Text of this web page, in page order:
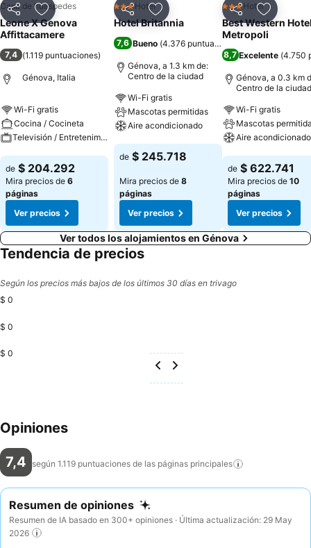
CompartirAgregar a favoritos
Casa de huéspedes
Leone X Genova
Affittacamere
7,4 (1.119 puntuaciones)
Génova, Italia
Wi-Fi gratis
Cocina / Cocineta
Televisión / Entretenimiento
Ver precios
de $ 204.292
Mira precios de 6
páginas
Ver precios
CompartirAgregar a favoritos
3 Estrellas
Hotel
Hotel Britannia
7,6 Bueno (4.376 puntuaciones
Génova, a 1.3 km de:
Centro de la ciudad
Wi-Fi gratis
Mascotas permitidas
Aire acondicionado
Ver precios
de $ 245.718
Mira precios de 8
páginas
Ver precios
CompartirAgregar
3 Estrellas
Hotel
Best Western
Metropoli
8,7 Excelente (4.750
Génova, a 0.3 km
Centro de la ciudad
Wi-Fi gratis
Mascotas
Aire acondicionado
Ver precios
de $ 622.741
Mira precios de 10
páginas
Ver precios
Ver todos los alojamientos en Génova
Tendencia de precios
Según los precios más bajos de los últimos 30 días en trivago
$ 0
$ 0
$ 0
Opiniones
7,4 según 1.119 puntuaciones de las páginas principales
Resumen de opiniones
Resumen de IA basado en 300+ opiniones · Última actualización: 29 May
2026